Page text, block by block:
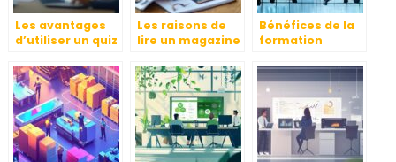
Les avantages
d’utiliser un quiz
dynamiser vos
cours et
présentations
Les raisons de
lire un magazine
optimiser la
gestion
quotidienne de
votre entreprise
Bénéfices de la
formation
intra entreprise
pour l’industrie